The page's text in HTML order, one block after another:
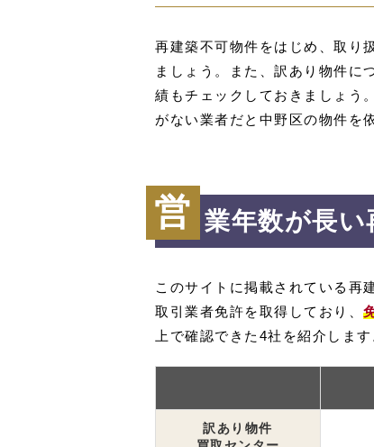
再建築不可物件をはじめ、取り
ましょう。また、訳あり物件に
績もチェックしておきましょう
がない業者だと中野区の物件を
営 業年数が長い
このサイトに掲載されている再
取引業者免許を取得しており、
上で確認できた4社を紹介しま
訳あり物件